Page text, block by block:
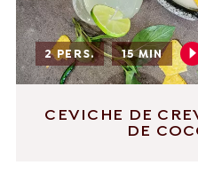
2 PERS. 15 MIN
CEVICHE DE
DE